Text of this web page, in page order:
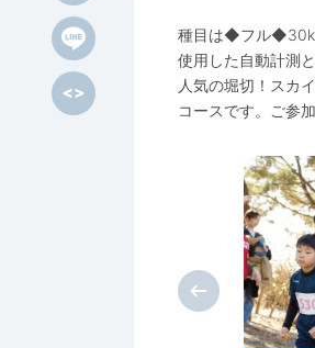
種目は◆フル
使用した自動計測
人気の堀切！スカ
コースです。ご参